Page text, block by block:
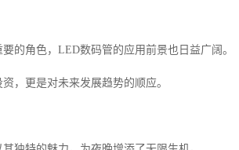
的角色，LED数码管的应用前景也日益广阔。
，更是对未来发展趋势的顺应。